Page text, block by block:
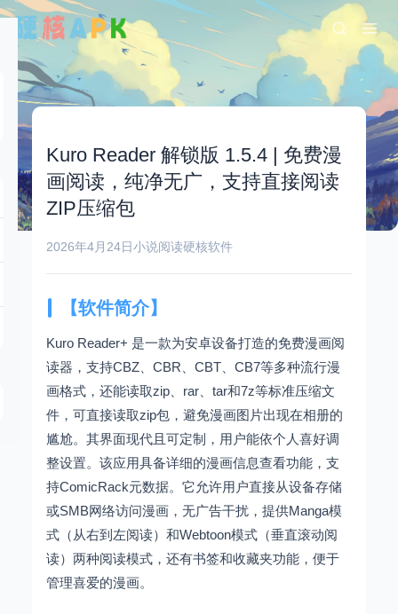
Kuro Reader 解锁版 1.5.4 | 免费漫
画阅读，纯净无广，支持直接阅读
ZIP压缩包
2026年4月24日小说阅读硬核软件
【软件简介】
Kuro Reader+ 是一款为安卓设备打造的免费漫画阅
读器，支持CBZ、CBR、CBT、CB7等多种流行漫
画格式，还能读取zip、rar、tar和7z等标准压缩文
件，可直接读取zip包，避免漫画图片出现在相册的
尴尬。其界面现代且可定制，用户能依个人喜好调
整设置。该应用具备详细的漫画信息查看功能，支
持ComicRack元数据。它允许用户直接从设备存储
或SMB网络访问漫画，无广告干扰，提供Manga模
式（从右到左阅读）和Webtoon模式（垂直滚动阅
读）两种阅读模式，还有书签和收藏夹功能，便于
管理喜爱的漫画。